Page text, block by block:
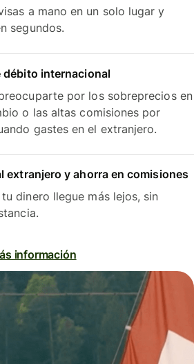
a mano en un solo lugar y
segundos.
débito internacional
por los sobreprecios en
o las altas comisiones por
gastes en el extranjero.
extranjero y ahorra en comisiones
dinero llegue más lejos, sin
información